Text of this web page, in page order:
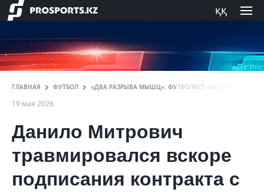
ққ
ГЛАВНАЯ ФУТБОЛ «ДВА РАЗРЫВА МЫШЦ». ФУТБОЛИСТ «АКТОБЕ»
19 мая 2026
Данило Митрович
травмировался вскоре
подписания контракта с